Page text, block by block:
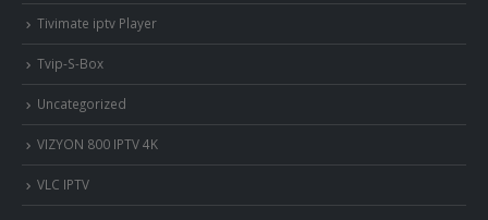
Tivimate iptv Player
Tvip-S-Box
Uncategorized
VIZYON 800 IPTV 4K
VLC IPTV